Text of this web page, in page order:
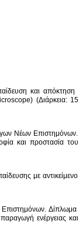
και απόκτηση
(Διάρκεια: 15
Νέων Επιστημόνων.
και προστασία του
με αντικείμενο
Δίπλωμα
ενέργειας και